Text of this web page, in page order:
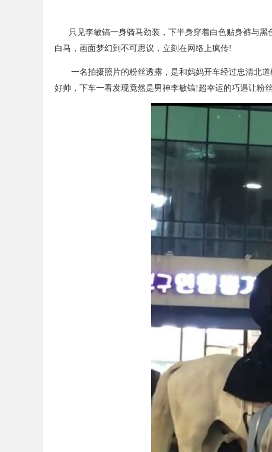
只见李敏镐一身骑马劲装，下半身穿着白色贴身裤与黑
白马，画面梦幻到不可思议，立刻在网络上疯传!
一名拍摄照片的粉丝透露，是和妈妈开车经过忠清北道
好帅，下车一看发现竟然是男神李敏镐!超幸运的巧遇让粉